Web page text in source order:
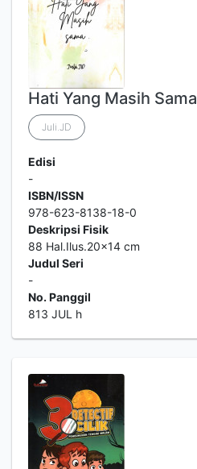
Hati Yang Masih Sama
Juli.JD
Edisi
-
ISBN/ISSN
978-623-8138-18-0
Deskripsi Fisik
88 Hal.Ilus.20x14 cm
Judul Seri
-
No. Panggil
813 JUL h